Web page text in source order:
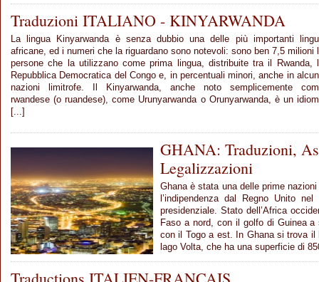
Traduzioni ITALIANO - KINYARWANDA
La lingua Kinyarwanda è senza dubbio una delle più importanti
africane, ed i numeri che la riguardano sono notevoli: sono ben 7,5 milioni
persone che la utilizzano come prima lingua, distribuite tra il Rwanda,
Repubblica Democratica del Congo e, in percentuali minori, anche in
nazioni limitrofe. Il Kinyarwanda, anche noto semplicemente
rwandese (o ruandese), come Urunyarwanda o Orunyarwanda, è un
[...]
GHANA: Traduzioni,
Legalizzazioni
Ghana è stata una delle prime
l’indipendenza dal Regno Unito
presidenziale. Stato dell’Africa
Faso a nord, con il golfo di Guinea
con il Togo a est. In Ghana si trova
lago Volta, che ha una superficie di